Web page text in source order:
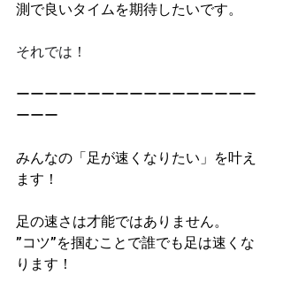
測で良いタイムを期待したいです。
それでは！
ーーーーーーーーーーーーーーーーー
ーーー
みんなの「足が速くなりたい」を叶え
ます！
足の速さは才能ではありません。
”コツ”を掴むことで誰でも足は速くな
ります！